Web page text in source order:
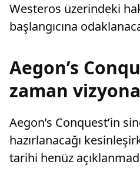
Westeros üzerindeki
başlangıcına
Aegon’s
zaman
Aegon’s Conquest’in
hazırlanacağı
tarihi henüz